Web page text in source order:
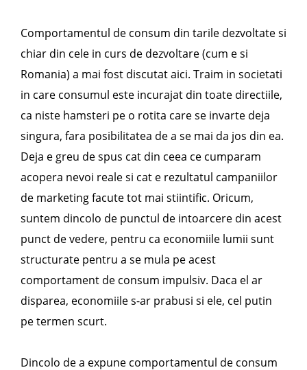
Comportamentul de consum din tarile dezvoltate si
chiar din cele in curs de dezvoltare (cum e si
Romania) a mai fost discutat aici. Traim in societati
in care consumul este incurajat din toate directiile,
ca niste hamsteri pe o rotita care se invarte deja
singura, fara posibilitatea de a se mai da jos din ea.
Deja e greu de spus cat din ceea ce cumparam
acopera nevoi reale si cat e rezultatul campaniilor
de marketing facute tot mai stiintific. Oricum,
suntem dincolo de punctul de intoarcere din acest
punct de vedere, pentru ca economiile lumii sunt
structurate pentru a se mula pe acest
comportament de consum impulsiv. Daca el ar
disparea, economiile s-ar prabusi si ele, cel putin
pe termen scurt.
Dincolo de a expune comportamentul de consum